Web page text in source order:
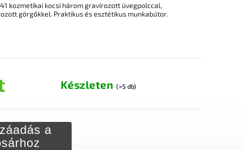
Készleten (>5 db)
a
kozmetikai kocsi három gravírozott üvegpolccal,
görgőkkel. Praktikus és esztétikus munkabútor.